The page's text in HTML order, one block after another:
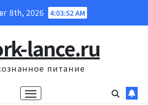
8th, 2026 4:03:54 AM
lance.ru
питание